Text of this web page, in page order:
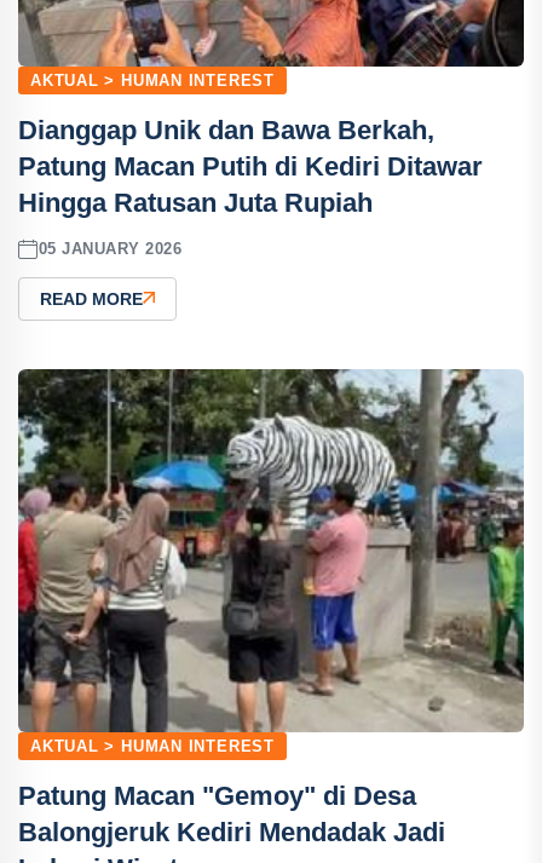
AKTUAL > HUMAN INTEREST
Dianggap Unik dan Bawa Berkah,
Patung Macan Putih di Kediri Ditawar
Hingga Ratusan Juta Rupiah
05 JANUARY 2026
READ MORE
AKTUAL > HUMAN INTEREST
Patung Macan "Gemoy" di Desa
Balongjeruk Kediri Mendadak Jadi